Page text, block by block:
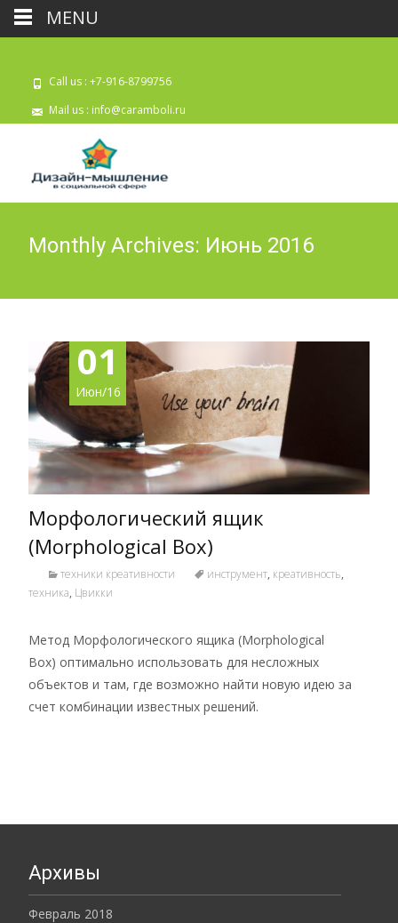
Call us : +7-916-8799756
Mail us : info@caramboli.ru
Monthly Archives: Июнь 2016
01
Июн/16
Морфологический ящик
(Morphological Box)
техники креативности инструмент, креативность,
техника, Цвикки
Метод Морфологического ящика (Morphological
Box) оптимально использовать для несложных
объектов и там, где возможно найти новую идею за
счет комбинации известных решений.
Архивы
Февраль 2018
MENU